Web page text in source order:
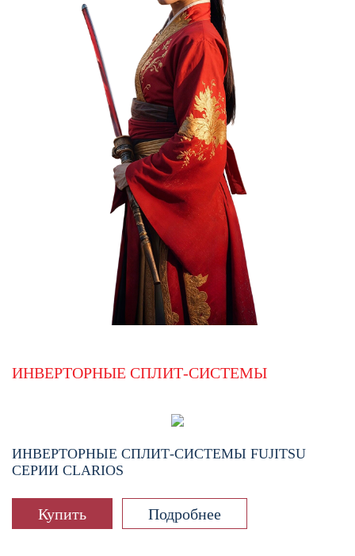
ИНВЕРТОРНЫЕ СПЛИТ-СИСТЕМЫ
ИНВЕРТОРНЫЕ СПЛИТ-СИСТЕМЫ FUJITSU
СЕРИИ CLARIOS
Купить Подробнее